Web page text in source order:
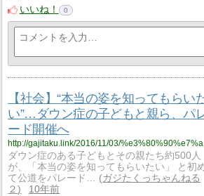
いいね！
0
【社会】“本当の姿を知ってもらい
い”…ダウン症の子どもと親ら、パ
ード開催へ
ダウン症のある子どもとその親たち約500人
が、「本当の姿を知ってもらいたい」 と初
て公道をパレード…
ガジたくっちゃんねる
２
10年前